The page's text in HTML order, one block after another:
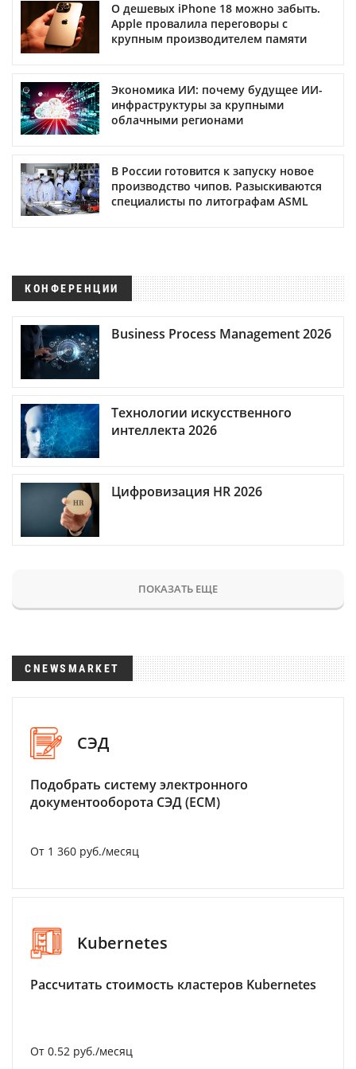
О дешевых iPhone 18 можно забыть.
Apple провалила переговоры с
крупным производителем памяти
Экономика ИИ: почему будущее ИИ-
инфраструктуры за крупными
облачными регионами
В России готовится к запуску новое
производство чипов. Разыскиваются
специалисты по литографам ASML
КОНФЕРЕНЦИИ
Business Process Management 2026
Технологии искусственного
интеллекта 2026
Цифровизация HR 2026
ПОКАЗАТЬ ЕЩЕ
CNEWSMARKET
СЭД
Подобрать систему электронного
документооборота СЭД (ECM)
От 1 360 руб./месяц
Kubernetes
Рассчитать стоимость кластеров Kubernetes
От 0.52 руб./месяц